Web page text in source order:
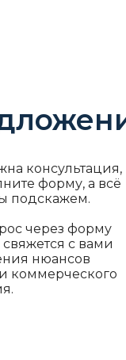
консультация,
форму, а всё
подскажем.
через форму
с вами
нюансов
коммерческого